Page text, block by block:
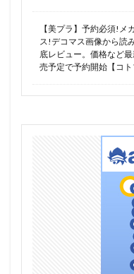
【美プラ】予約必須!メ
ス!デコマス画像から読
底レビュー。価格など
売予定で予約開始【コト